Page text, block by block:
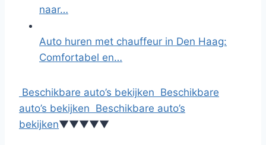
naar…
Auto huren met chauffeur in Den Haag:
Comfortabel en…
Beschikbare auto’s bekijken Beschikbare
auto’s bekijken Beschikbare auto’s
bekijken▼▼▼▼▼